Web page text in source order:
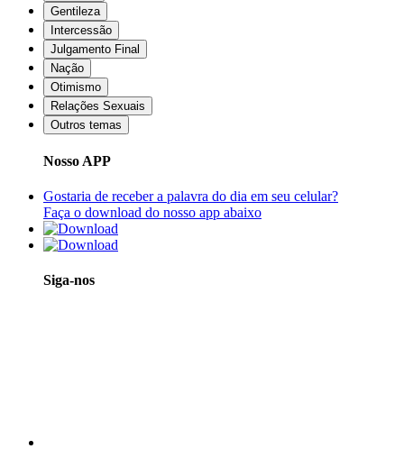
Gentileza
Intercessão
Julgamento Final
Nação
Otimismo
Relações Sexuais
Outros temas
Nosso APP
Gostaria de receber a palavra do dia em seu celular?
Faça o download do nosso app abaixo
Siga-nos